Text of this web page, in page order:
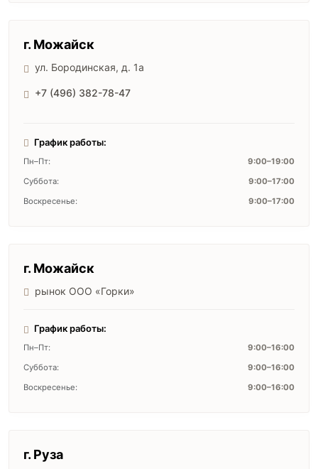
г. Можайск
ул. Бородинская, д. 1а
+7 (496) 382-78-47
График работы:
Пн–Пт:
9:00–19:00
Суббота:
9:00–17:00
Воскресенье:
9:00–17:00
г. Можайск
рынок ООО «Горки»
График работы:
Пн–Пт:
9:00–16:00
Суббота:
9:00–16:00
Воскресенье:
9:00–16:00
г. Руза